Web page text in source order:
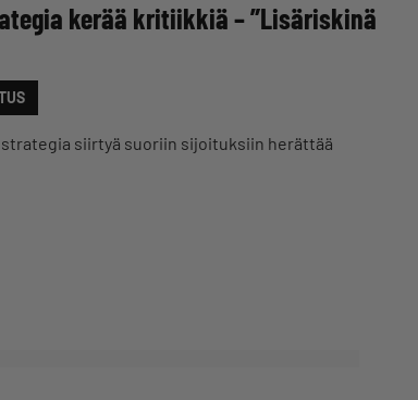
kerää kritiikkiä – ”Lisäriskinä
siirtyä suoriin sijoituksiin herättää